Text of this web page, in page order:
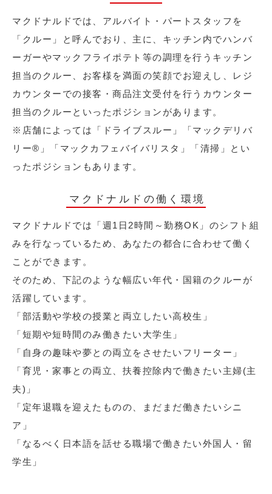
マクドナルドでは、アルバイト・パートスタッフを
「クルー」と呼んでおり、主に、キッチン内でハンバ
ーガーやマックフライポテト等の調理を行うキッチン
担当のクルー、お客様を満面の笑顔でお迎えし、レジ
カウンターでの接客・商品注文受付を行うカウンター
担当のクルーといったポジションがあります。
※店舗によっては「ドライブスルー」「マックデリバ
リー®︎」「マックカフェバイバリスタ」「清掃」とい
ったポジションもあります。
マクドナルドの働く環境
マクドナルドでは「週1日2時間～勤務OK」のシフト組
みを行なっているため、あなたの都合に合わせて働く
ことができます。
そのため、下記のような幅広い年代・国籍のクルーが
活躍しています。
「部活動や学校の授業と両立したい高校生」
「短期や短時間のみ働きたい大学生」
「自身の趣味や夢との両立をさせたいフリーター」
「育児・家事との両立、扶養控除内で働きたい主婦(主
夫)」
「定年退職を迎えたものの、まだまだ働きたいシニ
ア」
「なるべく日本語を話せる職場で働きたい外国人・留
学生」